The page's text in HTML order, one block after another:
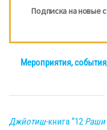
Подписка на новые
Мероприятия,
Джйотиш-книга “12 Раши